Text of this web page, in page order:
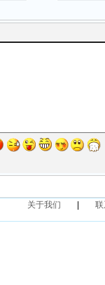
关于我们 联